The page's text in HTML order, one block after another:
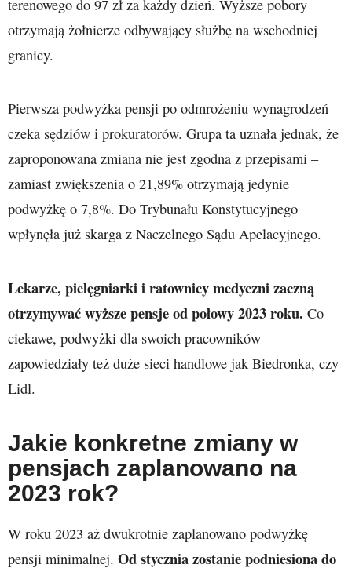
terenowego do 97 zł za każdy dzień. Wyższe pobory
otrzymają żołnierze odbywający służbę na wschodniej
granicy.
Pierwsza podwyżka pensji po odmrożeniu wynagrodzeń
czeka sędziów i prokuratorów. Grupa ta uznała jednak, że
zaproponowana zmiana nie jest zgodna z przepisami –
zamiast zwiększenia o 21,89% otrzymają jedynie
podwyżkę o 7,8%. Do Trybunału Konstytucyjnego
wpłynęła już skarga z Naczelnego Sądu Apelacyjnego.
Lekarze, pielęgniarki i ratownicy medyczni zaczną
otrzymywać wyższe pensje od połowy 2023 roku. Co
ciekawe, podwyżki dla swoich pracowników
zapowiedziały też duże sieci handlowe jak Biedronka, czy
Lidl.
Jakie konkretne zmiany w
pensjach zaplanowano na
2023 rok?
W roku 2023 aż dwukrotnie zaplanowano podwyżkę
pensji minimalnej. Od stycznia zostanie podniesiona do